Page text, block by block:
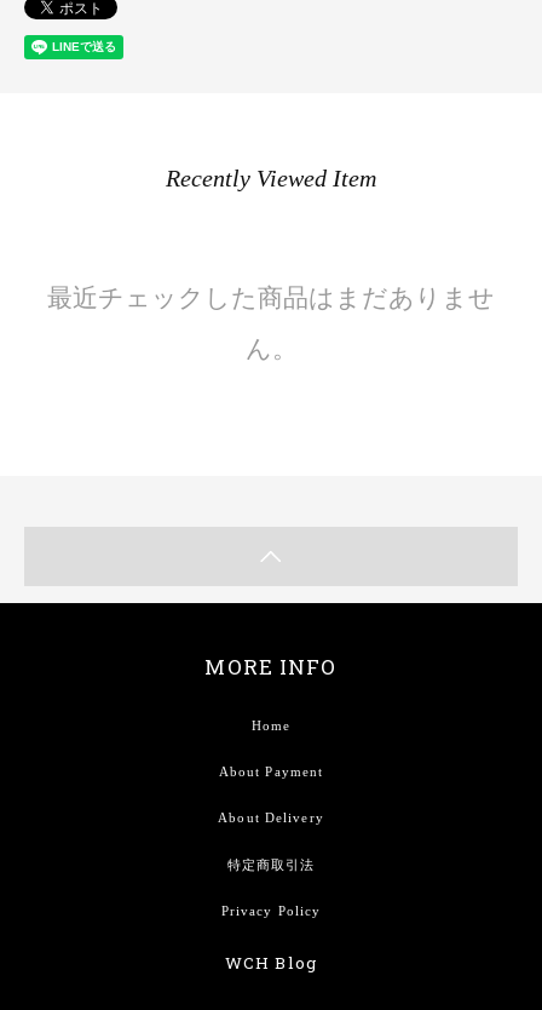
Recently Viewed Item
最近チェックした商品はまだありませ
ん。
MORE INFO
Home
About Payment
About Delivery
特定商取引法
Privacy Policy
WCH Blog